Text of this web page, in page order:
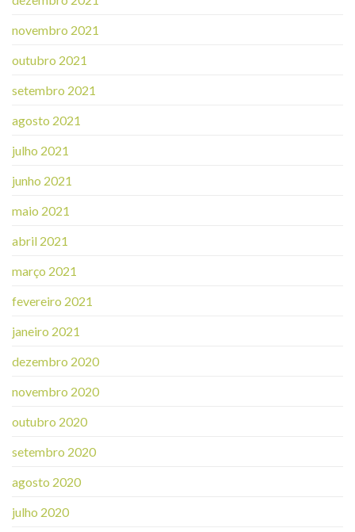
novembro 2021
outubro 2021
setembro 2021
agosto 2021
julho 2021
junho 2021
maio 2021
abril 2021
março 2021
fevereiro 2021
janeiro 2021
dezembro 2020
novembro 2020
outubro 2020
setembro 2020
agosto 2020
julho 2020